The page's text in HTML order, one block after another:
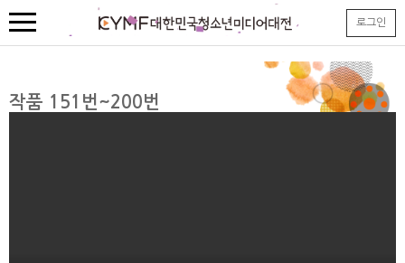
로그인
작품 151번~200번